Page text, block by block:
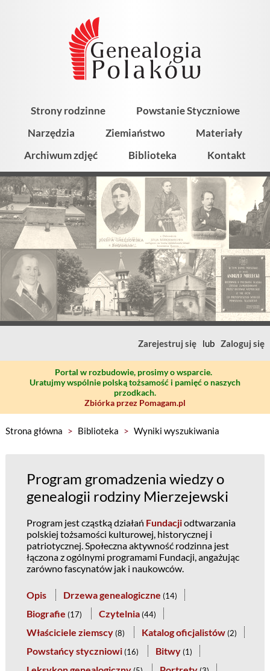
Strony rodzinne
Powstanie Styczniowe
Narzędzia
Ziemiaństwo
Materiały
Archiwum zdjęć
Biblioteka Kontakt
Zarejestruj się lub Zaloguj się
Portal w rozbudowie, prosimy o wsparcie.
Uratujmy wspólnie polską tożsamość i pamięć o naszych
przodkach.
Zbiórka przez Pomagam.pl
Strona główna > Biblioteka > Wyniki wyszukiwania
Program gromadzenia wiedzy o
genealogii rodziny Mierzejewski
Program jest cząstką działań Fundacjiodtwarzania
polskiej tożsamości kulturowej, historycznej i
patriotycznej. Społeczna aktywność rodzinna jest
łączona z ogólnymi programami Fundacji, angażując
zarówno fascynatów jak i naukowców.
Opis Drzewa genealogiczne (14)
Biografie (17) Czytelnia (44)
Właściciele ziemscy (8) Katalog oficjalistów (2)
Powstańcy styczniowi (16) Bitwy (1)